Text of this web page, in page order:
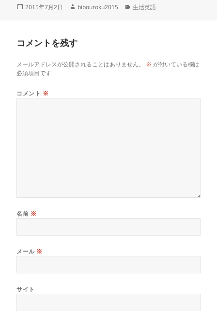
投
2015年7月2日
作
bibouroku2015
カ
生活英語
コメントを残す
メールアドレスが公開されることはありません。 ※ が付いている欄は
必須項目です
コメント ※
名前 ※
メール ※
サイト